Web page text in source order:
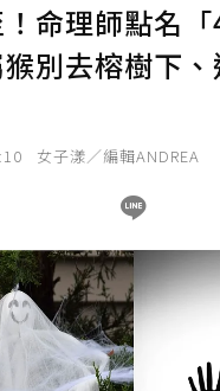
餘 U 利點數：0點；前往
命理師點名
別去榕樹下
女子漾／編輯ANDREA